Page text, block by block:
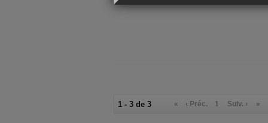
1 - 3 de 3 « ‹ Préc. 1 Suiv. › »